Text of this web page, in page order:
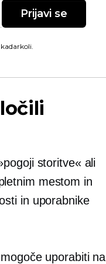
Prijavi se
storitve« ali
mestom in
in uporabnike
uporabiti na